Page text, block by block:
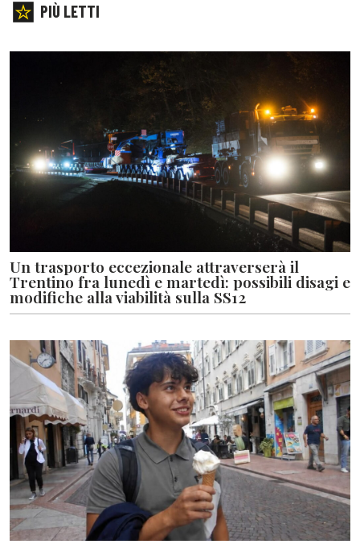
PIÙ LETTI
Un trasporto eccezionale attraverserà il
Trentino fra lunedì e martedì: possibili disagi e
modifiche alla viabilità sulla SS12